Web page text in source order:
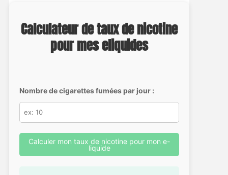
Calculateur de taux de nicotine
pour mes eliquides
Nombre de cigarettes fumées par jour :
Calculer mon taux de nicotine pour mon e-
liquide